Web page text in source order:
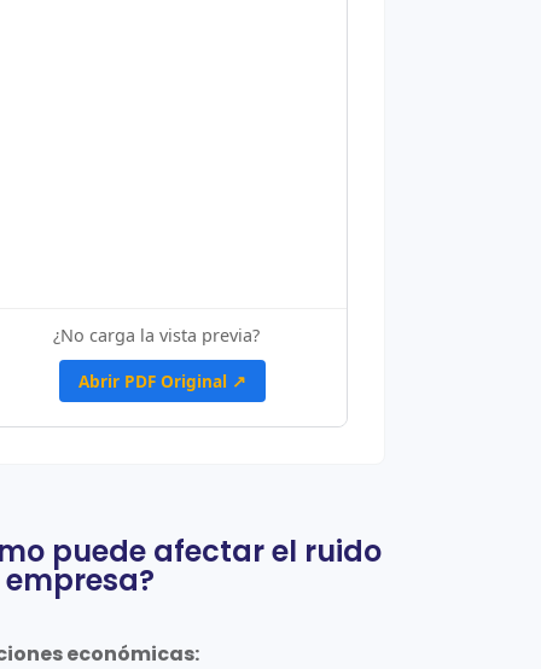
¿No carga la vista previa?
Abrir PDF Original ↗
puede afectar el ruido
económicas: